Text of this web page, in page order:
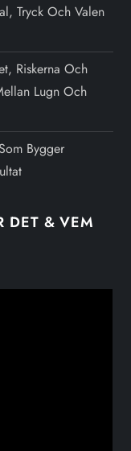
Tryck Och Valen
Riskerna Och
Lugn Och
Bygger
DET & VEM